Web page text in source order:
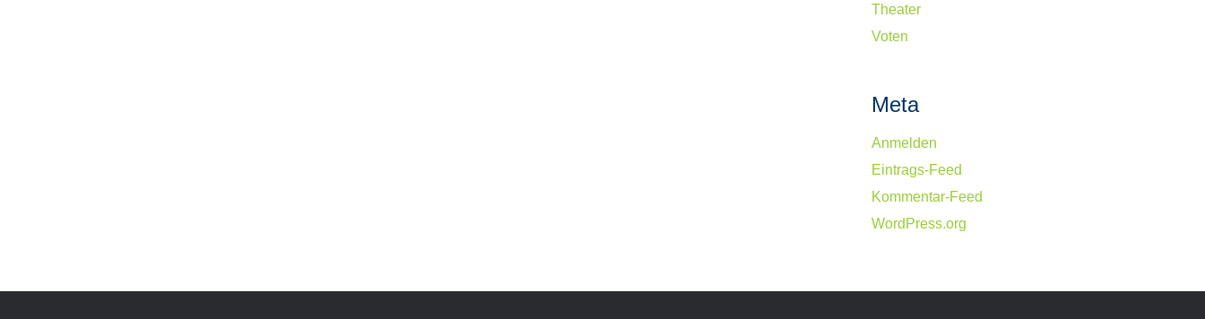
Theater
Voten
Meta
Anmelden
Eintrags-Feed
Kommentar-Feed
WordPress.org